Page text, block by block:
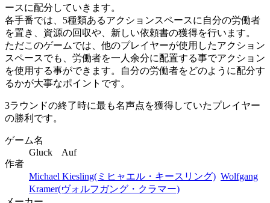
ースに配分していきます。
各手番では、5種類あるアクションスペースに自分の労働者
を置き、資源の回収や、新しい依頼書の獲得を行います。
ただこのゲームでは、他のプレイヤーが使用したアクション
スペースでも、労働者を一人余分に配置する事でアクション
を使用する事ができます。自分の労働者をどのように配分す
るかが大事なポイントです。
3ラウンドの終了時に最も名声点を獲得していたプレイヤー
の勝利です。
ゲーム名
Gluck Auf
作者
Michael Kiesling(ミヒャエル・キースリング) Wolfgang
Kramer(ヴォルフガング・クラマー)